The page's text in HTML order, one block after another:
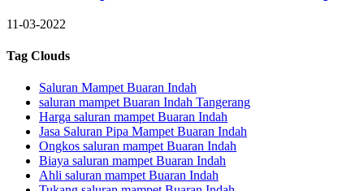
11-03-2022
Tag Clouds
Saluran Mampet Buaran Indah
saluran mampet Buaran Indah Tangerang
Harga saluran mampet Buaran Indah
Jasa Saluran Pipa Mampet Buaran Indah
Ongkos saluran mampet Buaran Indah
Biaya saluran mampet Buaran Indah
Ahli saluran mampet Buaran Indah